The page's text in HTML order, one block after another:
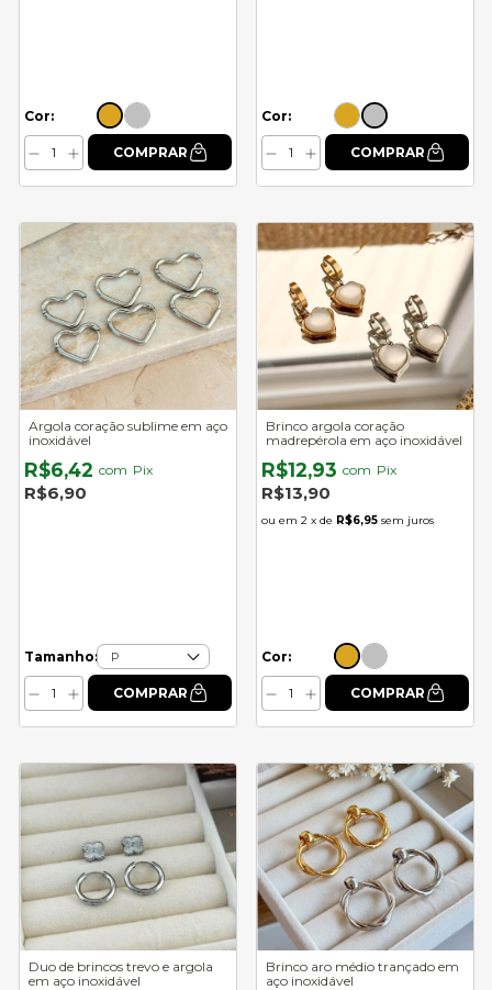
Cor: Cor:
Argola coração sublime em aço
inoxidável
R$6,42 com Pix
R$6,90
Tamanho:
Brinco argola coração
madrepérola em aço inoxidável
R$12,93 com Pix
R$13,90
2 x de R$6,95 sem juros
Cor:
Duo de brincos trevo e argola
em aço inoxidável
Brinco aro médio trançado em
aço inoxidável